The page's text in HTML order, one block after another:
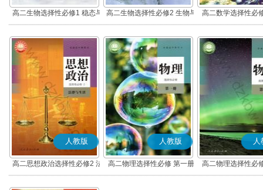
高二生物选择性必修1 稳态与
调节
高二生物选择性必修2 生物与
环境
高二数学选择性必
(A版)
人教版
高二思想政治选择性必修2 法
律与生活(部编版)
人教版
高二物理选择性必修 第一册
人
高二物理选择性必